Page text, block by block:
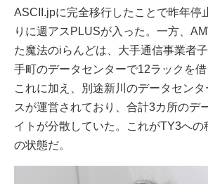
ASCII.jpに完全移行したことで昨年停
りに週アスPLUSが入った。一方、
た魔法のiらんどは、大手通信事業者
手町のデータセンターで12ラックを借
これに加え、別途新川のデータセン
スが運営されており、合計3カ所のデ
イトが分散していた。これがTY3への
の状態だ。